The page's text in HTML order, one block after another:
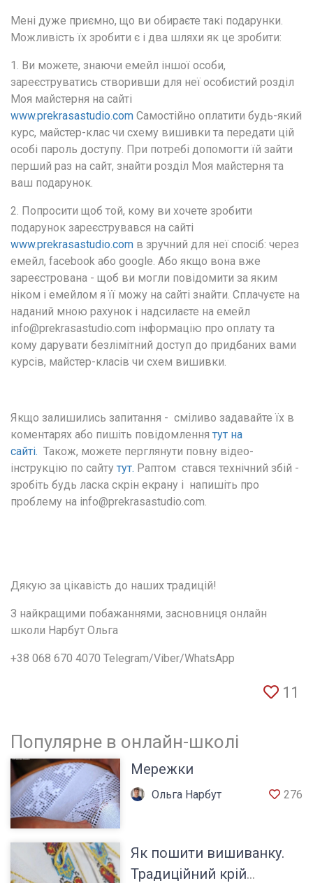
Мені дуже приємно, що ви обираєте такі подарунки.
Можливість їх зробити є і два шляхи як це зробити:
1. Ви можете, знаючи емейл іншої особи,
зареєструватись створивши для неї особистий розділ
www.prekrasastudio.com Самостійно оплатити будь-який
курс, майстер-клас чи схему вишивки та передати цій
особі пароль доступу. При потребі допомогти їй зайти
перший раз на сайт, знайти розділ Моя майстерня та
ваш подарунок.
2. Попросити щоб той, кому ви хочете зробити
www.prekrasastudio.com в зручний для неї спосіб: через
емейл, facebook або google. Або якщо вона вже
зареєстрована - щоб ви могли повідомити за яким
ніком і емейлом я її можу на сайті знайти. Сплачуєте на
наданий мною рахунок і надсилаєте на емейл
info@prekrasastudio.com інформацію про оплату та
кому дарувати безлімітний доступ до придбаних вами
курсів, майстер-класів чи схем вишивки.
Якщо залишились запитання -  сміливо задавайте їх в
коментарях або пишіть повідомлення тут на
сайті. Також, можете перглянути повну відео-
інструкцію по сайту тут. Раптом  стався технічний збій -
зробіть будь ласка скрін екрану і  напишіть про
проблему на info@prekrasastudio.com.
Дякую за цікавість до наших традицій!
З найкращими побажаннями, засновниця онлайн
школи Нарбут Ольга
+38 068 670 4070 Telegram/Viber/WhatsApp
11
Популярне в онлайн-школі
Мережки
Ольга Нарбут 276
Як пошити вишиванку.
Традиційний крій